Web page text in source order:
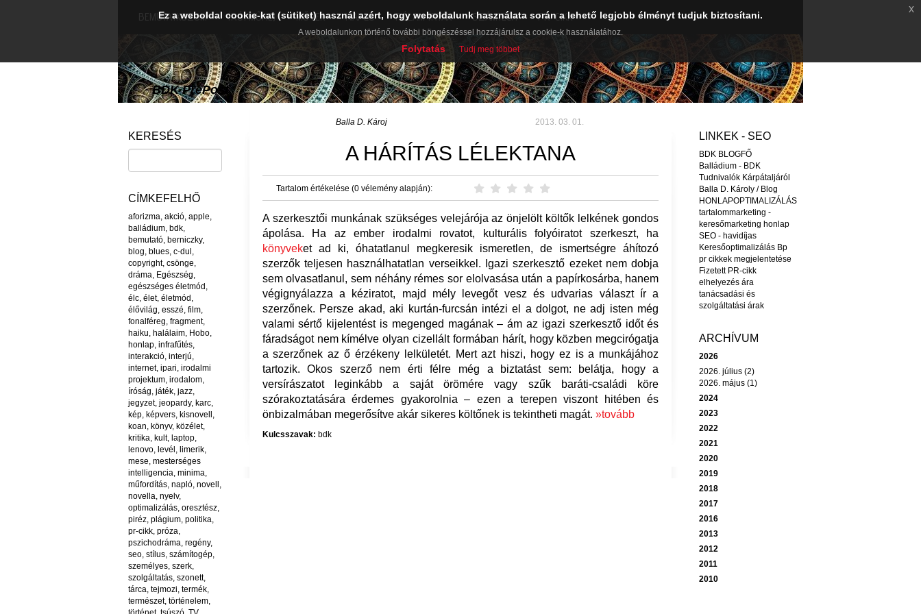
BEMUTATKOZOM ÍRÓI MŰHEJ MŰVEK NAPLÓ RÓLAM ÍRTÁK SZÁMTECH PR-CIKK
BDK PréPost
Balla D. Károj 2013. 03. 01.
A HÁRÍTÁS LÉLEKTANA
Tartalom értékelése (0 vélemény alapján):
A szerkesztői munkának szükséges velejárója az önjelölt költők lelkének gondos
ápolása. Ha az ember irodalmi rovatot, kulturális folyóiratot szerkeszt, ha
könyveket ad ki, óhatatlanul megkeresik ismeretlen, de ismertségre áhítozó
szerzők teljesen használhatatlan verseikkel. Igazi szerkesztő ezeket nem dobja
sem olvasatlanul, sem néhány rémes sor elolvasása után a papírkosárba, hanem
végignyálazza a kéziratot, majd mély levegőt vesz és udvarias választ ír a
szerzőnek. Persze akad, aki kurtán-furcsán intézi el a dolgot, ne adj isten még
valami sértő kijelentést is megenged magának – ám az igazi szerkesztő időt és
fáradságot nem kímélve olyan cizellált formában hárít, hogy közben megcirógatja
a szerzőnek az ő érzékeny lelkületét. Mert azt hiszi, hogy ez is a munkájához
tartozik. Okos szerző nem érti félre még a biztatást sem: belátja, hogy a
versírászatot leginkább a saját örömére vagy szűk baráti-családi köre
szórakoztatására érdemes gyakorolnia – ezen a terepen viszont hitében és
önbizalmában megerősítve akár sikeres költőnek is tekintheti magát. »tovább
Kulcsszavak: bdk
KERESÉS
CÍMKEFELHŐ
aforizma, akció, apple,
balládium, bdk,
bemutató, berniczky,
blog, blues, c-dul ,
copyright, csönge,
dráma, Egészség,
egészséges életmód ,
élc, élet, életmód ,
élővilág, esszé, film,
fonalféreg, fragment,
haiku, halálaim, Hobo,
honlap, infrafűtés,
interakció, interjú,
internet, ipari, irodalmi
projektum, irodalom,
íróság, játék, jazz,
jegyzet, jeopardy, karc,
kép, képvers, kisnovell ,
koan, könyv, közélet,
kritika, kult, laptop,
lenovo, levél , limerik,
mese, mesterséges
intelligencia, minima,
műfordítás, napló, novell ,
novella, nyelv,
optimalizálás, oresztész,
piréz, plágium, politika,
pr-cikk, próza,
pszichodráma, regény,
seo, stílus, számítogép,
személyes, szerk,
szolgáltatás, szonett,
tárca, tejmozi, termék,
természet, történelem,
LINKEK - SEO
BDK BLOGFŐ
Balládium - BDK
Tudnivalók Kárpátaljáról
Balla D. Károly / Blog
HONLAPOPTIMALIZÁLÁS
tartalommarketing -
keresőmarketing honlap
SEO - havidíjas
Keresőoptimalizálás Bp
pr cikkek megjelentetése
Fizetett PR-cikk
elhelyezés ára
tanácsadási és
szolgáltatási árak
ARCHÍVUM
2026
2026. július (2)
2026. május (1)
2024
2023
2022
2021
2020
2019
2018
2017
2016
2013
2012
2011
2010
Ez a weboldal cookie-kat (sütiket) használ azért, hogy weboldalunk használata során a lehető legjobb élményt tudjuk biztosítani.
A weboldalunkon történő további böngészéssel hozzájárulsz a cookie-k használatához.
Folytatás Tudj meg többet
x